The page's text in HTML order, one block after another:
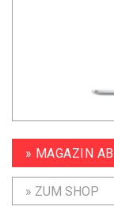
» MAGAZIN
» ZUM SHOP